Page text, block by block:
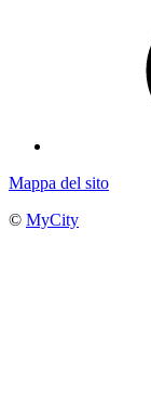
Mappa del sito
© MyCity